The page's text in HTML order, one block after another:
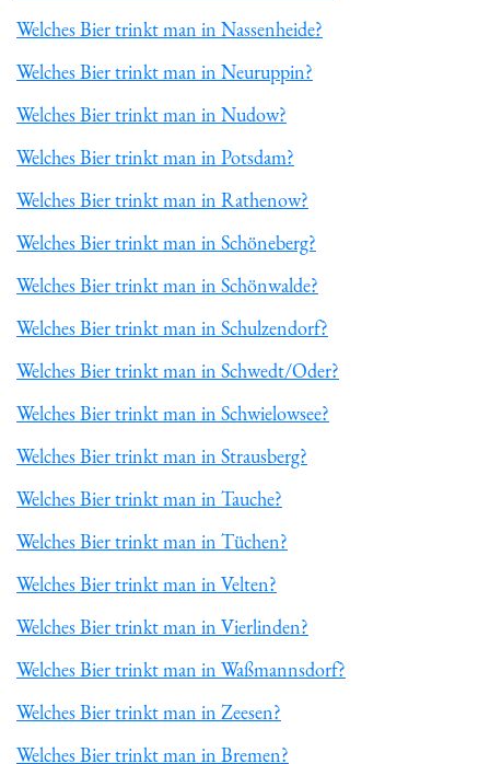
Welches Bier trinkt man in Nassenheide?
Welches Bier trinkt man in Neuruppin?
Welches Bier trinkt man in Nudow?
Welches Bier trinkt man in Potsdam?
Welches Bier trinkt man in Rathenow?
Welches Bier trinkt man in Schöneberg?
Welches Bier trinkt man in Schönwalde?
Welches Bier trinkt man in Schulzendorf?
Welches Bier trinkt man in Schwedt/Oder?
Welches Bier trinkt man in Schwielowsee?
Welches Bier trinkt man in Strausberg?
Welches Bier trinkt man in Tauche?
Welches Bier trinkt man in Tüchen?
Welches Bier trinkt man in Velten?
Welches Bier trinkt man in Vierlinden?
Welches Bier trinkt man in Waßmannsdorf?
Welches Bier trinkt man in Zeesen?
Welches Bier trinkt man in Bremen?